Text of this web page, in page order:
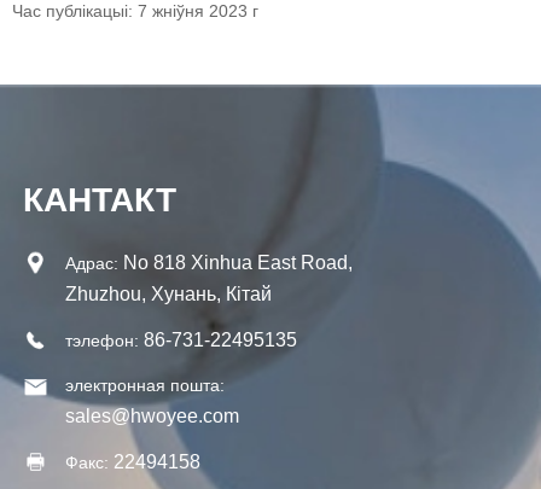
Час публікацыі: 7 жніўня 2023 г
КАНТАКТ
Адрас: No 818 Xinhua East Road,
Zhuzhou, Хунань, Кітай
тэлефон: 86-731-22495135
электронная пошта:
sales@hwoyee.com
Факс: 22494158